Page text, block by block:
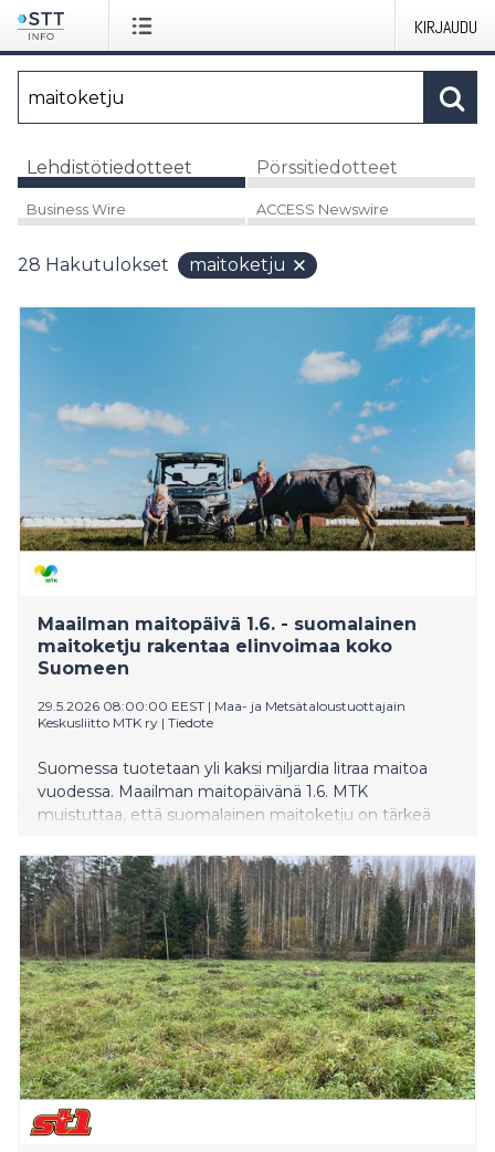
KIRJAUDU
Lehdistötiedotteet Pörssitiedotteet
Business Wire ACCESS Newswire
28 Hakutulokset maitoketju
Maailman maitopäivä 1.6. - suomalainen
maitoketju rakentaa elinvoimaa koko
Suomeen
29.5.2026 08:00:00 EEST | Maa- ja Metsätaloustuottajain
Keskusliitto MTK ry | Tiedote
Suomessa tuotetaan yli kaksi miljardia litraa maitoa
vuodessa. Maailman maitopäivänä 1.6. MTK
muistuttaa, että suomalainen maitoketju on tärkeä
alueiden elinvoimaa.